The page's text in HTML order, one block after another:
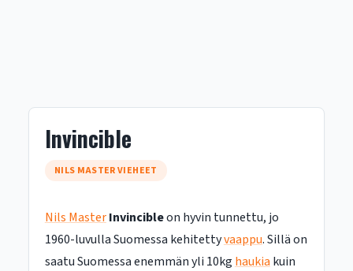
Invincible
NILS MASTER VIEHEET
Nils MasterInvincibleon hyvin tunnettu, jo
1960-luvulla Suomessa kehitettyvaappu. Sillä on
saatu Suomessa enemmän yli 10kg haukia kuin